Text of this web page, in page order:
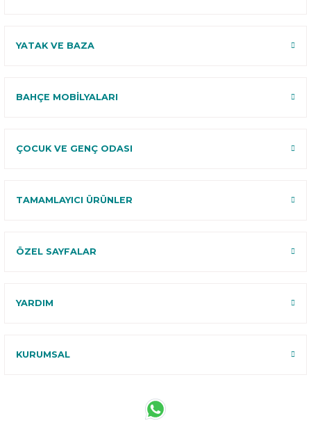
YATAK VE BAZA
BAHÇE MOBİLYALARI
ÇOCUK VE GENÇ ODASI
TAMAMLAYICI ÜRÜNLER
ÖZEL SAYFALAR
YARDIM
KURUMSAL